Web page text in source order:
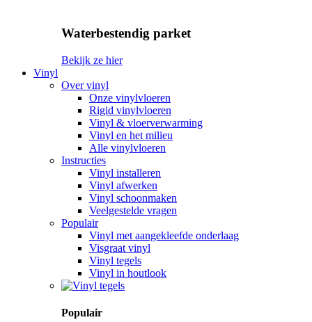
Waterbestendig parket
Bekijk ze hier
Vinyl
Over vinyl
Onze vinylvloeren
Rigid vinylvloeren
Vinyl & vloerverwarming
Vinyl en het milieu
Alle vinylvloeren
Instructies
Vinyl installeren
Vinyl afwerken
Vinyl schoonmaken
Veelgestelde vragen
Populair
Vinyl met aangekleefde onderlaag
Visgraat vinyl
Vinyl tegels
Vinyl in houtlook
Populair